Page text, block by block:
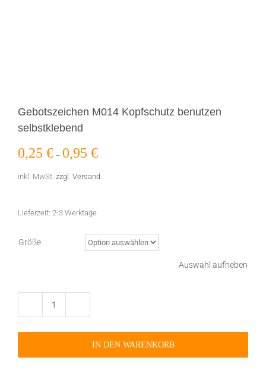
Gebotszeichen M014 Kopfschutz benutzen
selbstklebend
0,25 € – 0,95 €
inkl. MwSt. zzgl. Versand
Lieferzeit: 2-3 Werktage
Größe
Auswahl aufheben
Gebotszeichen
Kopfschutz
selbstklebend
IN DEN WARENKORB